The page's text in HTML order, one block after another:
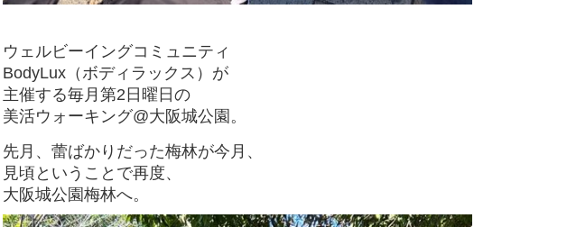
ウェルビーイングコミュニティ
BodyLux（ボディラックス）が
主催する毎月第2日曜日の
美活ウォーキング@大阪城公園。
先月、蕾ばかりだった梅林が今月、
見頃ということで再度、
大阪城公園梅林へ。